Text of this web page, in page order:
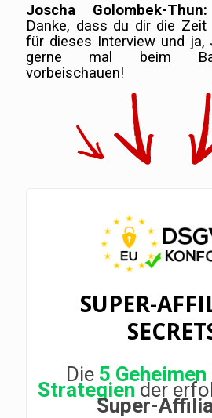
Joscha Golombek-Thun:
Danke, dass du dir die
für dieses Interview und ja,
gerne mal beim
vorbeischauen!
SUPER-
Die 5
Strategien der
Super-